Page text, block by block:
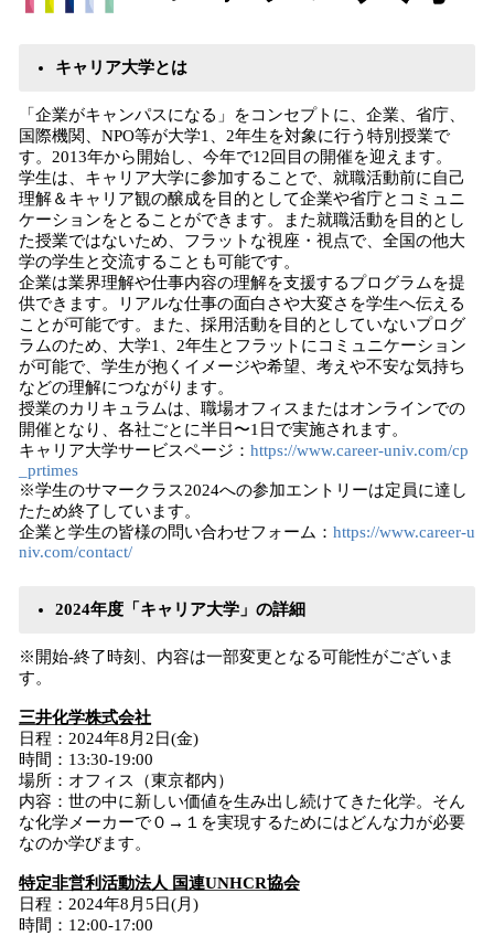
キャリア大学とは
「企業がキャンパスになる」をコンセプトに、企業、省庁、
国際機関、NPO等が大学1、2年生を対象に行う特別授業で
す。2013年から開始し、今年で12回目の開催を迎えます。
学生は、キャリア大学に参加することで、就職活動前に自己
理解＆キャリア観の醸成を目的として企業や省庁とコミュニ
ケーションをとることができます。また就職活動を目的とし
た授業ではないため、フラットな視座・視点で、全国の他大
学の学生と交流することも可能です。
企業は業界理解や仕事内容の理解を支援するプログラムを提
供できます。リアルな仕事の面白さや大変さを学生へ伝える
ことが可能です。また、採用活動を目的としていないプログ
ラムのため、大学1、2年生とフラットにコミュニケーション
が可能で、学生が抱くイメージや希望、考えや不安な気持ち
などの理解につながります。
授業のカリキュラムは、職場オフィスまたはオンラインでの
開催となり、各社ごとに半日〜1日で実施されます。
キャリア大学サービスページ： https://www.career-univ.com/cp
_prtimes
※学生のサマークラス2024への参加エントリーは定員に達し
たため終了しています。
企業と学生の皆様の問い合わせフォーム： https://www.career-u
niv.com/contact/
2024年度「キャリア大学」の詳細
※開始-終了時刻、内容は一部変更となる可能性がございま
す。
三井化学株式会社
日程：2024年8月2日(金)
時間：13:30-19:00
場所：オフィス（東京都内）
内容：世の中に新しい価値を生み出し続けてきた化学。そん
な化学メーカーで０→１を実現するためにはどんな力が必要
なのか学びます。
特定非営利活動法人 国連UNHCR協会
日程：2024年8月5日(月)
時間：12:00-17:00